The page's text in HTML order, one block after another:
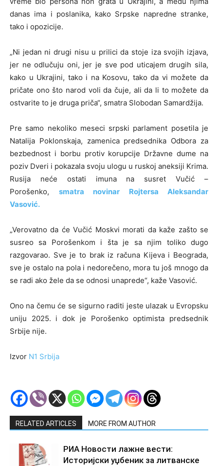
danas ima i poslanika, kako Srpske napredne stranke,
tako i opozicije.
„Ni jedan ni drugi nisu u prilici da stoje iza svojih izjava,
jer ne odlučuju oni, jer je sve pod uticajem drugih sila,
kako u Ukrajini, tako i na Kosovu, tako da vi možete da
pričate ono što narod voli da čuje, ali da li to možete da
ostvarite to je druga priča“, smatra Slobodan Samardžija.
Pre samo nekoliko meseci srpski parlament posetila je
Natalija Poklonskaja, zamenica predsednika Odbora za
bezbednost i borbu protiv korupcije Državne dume na
poziv Dveri i pokazala svoju ulogu u ruskoj aneksiji Krima.
Rusija neće ostati imuna na susret Vučić –
Porošenko, smatra novinar Rojtersa Aleksandar
Vasović.
„Verovatno da će Vučić Moskvi morati da kaže zašto se
susreo sa Porošenkom i šta je sa njim toliko dugo
razgovarao. Sve je to brak iz računa Kijeva i Beograda,
sve je ostalo na pola i nedorečeno, mora tu još mnogo da
se radi ako žele da se odnosi unaprede“, kaže Vasović.
Ono na čemu će se sigurno raditi jeste ulazak u Evropsku
uniju 2025. i dok je Porošenko optimista predsednik
Srbije nije.
Izvor N1 Srbija
RELATED ARTICLES MORE FROM AUTHOR
РИА Новости лажне вести:
Историјски уџбеник за литванске